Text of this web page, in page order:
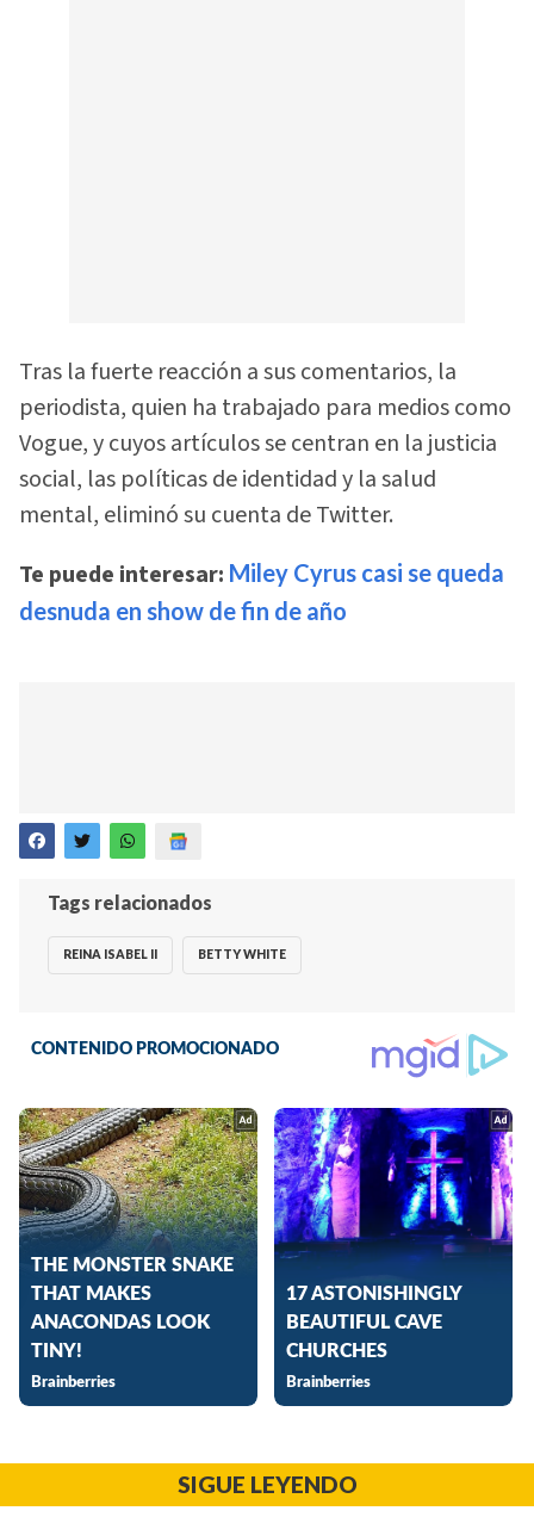
Tras la fuerte reacción a sus comentarios, la
periodista, quien ha trabajado para medios como
Vogue, y cuyos artículos se centran en la justicia
social, las políticas de identidad y la salud
mental, eliminó su cuenta de Twitter.
Te puede interesar: Miley Cyrus casi se queda
desnuda en show de fin de año
Tags relacionados
REINA ISABEL II BETTY WHITE
SIGUE LEYENDO